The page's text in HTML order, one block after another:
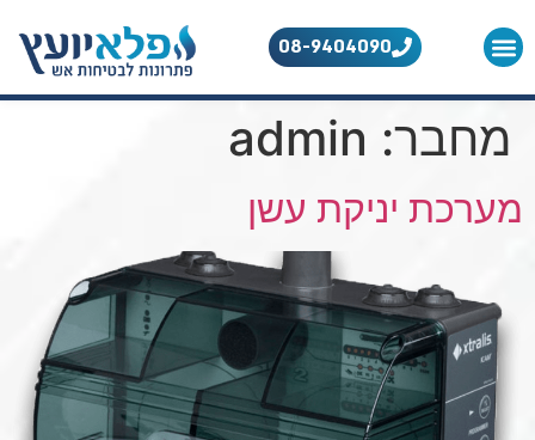
08-9404090
מחבר: admin
מערכת יניקת עשן